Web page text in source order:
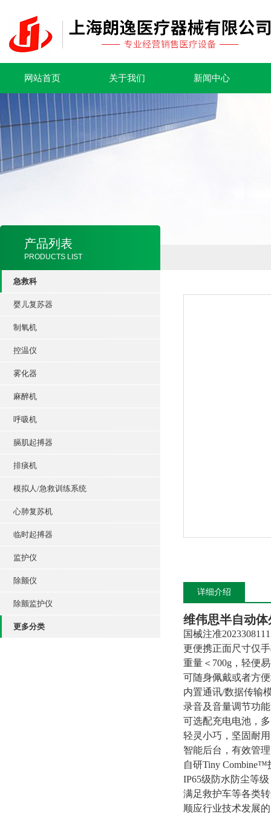
网站首页 关于我们 新闻中心
产品列表
PRODUCTS LIST
急救科
婴儿复苏器
制氧机
控温仪
雾化器
麻醉机
呼吸机
膈肌起搏器
排痰机
模拟人/急救训练系统
心肺复苏机
临时起搏器
监护仪
除颤仪
除颤监护仪
更多分类
详细介绍
维伟思半自动
国械注准
更便携正面尺寸仅
重量＜700g，轻便
可随身佩戴或者方
内置通讯/数据传输
录音及音量调节功
可选配充电电池，
轻灵小巧，坚固耐用
智能后台，有效管理
自研Tiny
IP65级防水防尘等
满足救护车等各类
顺应行业技术发展